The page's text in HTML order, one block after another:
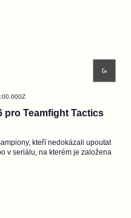
pro Teamfight Tactics
kteří nedokázali upoutat
v seriálu, na kterém je založena